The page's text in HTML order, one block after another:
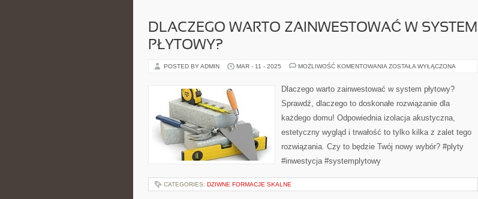
DLACZEGO WARTO ZAINWESTOWAĆ W SYSTEM
PŁYTOWY?
POSTED BY ADMIN MAR - 11 - 2025 MOŻLIWOŚĆ KOMENTOWANIA DLACZEGO
SYSTEM
ZOSTAŁA WYŁĄCZONA
Dlaczego warto zainwestować w system płytowy?
Sprawdź, dlaczego to doskonałe rozwiązanie dla
każdego domu! Odpowiednia izolacja akustyczna,
estetyczny wygląd i trwałość to tylko kilka z zalet tego
rozwiązania. Czy to będzie Twój nowy wybór? #plyty
#inwestycja #systemplytowy
CATEGORIES: DZIWNE FORMACJE SKALNE